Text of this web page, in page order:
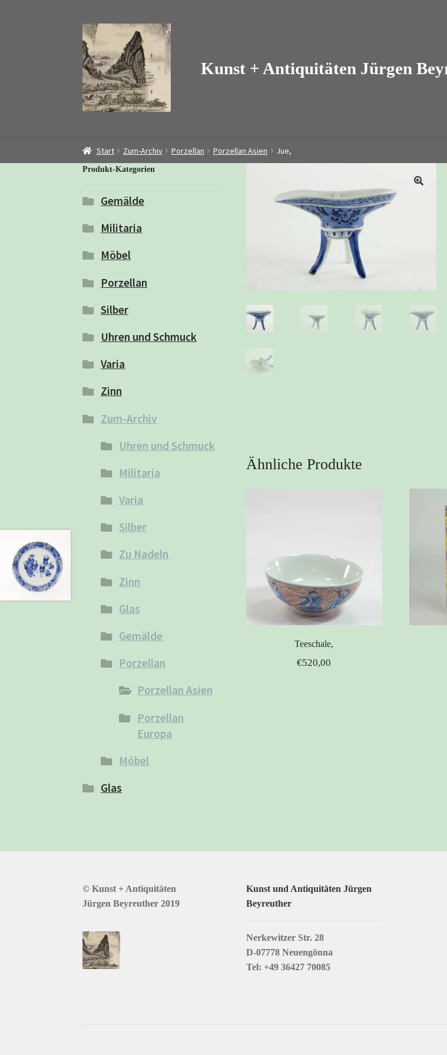
Navigation
springen
Inhalt
springen
Start Zum-Archiv Porzellan Porzellan Asien Jue,
Ähnliche Produkte
Teeschale,
€520,00
Produkt-Kategorien
Gemälde
Militaria
Möbel
Porzellan
Silber
Uhren und Schmuck
Varia
Zinn
Zum-Archiv
Uhren und Schmuck
Militaria
Varia
Silber
Zu Nadeln
Zinn
Glas
Gemälde
Porzellan
Porzellan Asien
Porzellan
Europa
Möbel
Glas
© Kunst + Antiquitäten
Jürgen Beyreuther 2019
Kunst und Antiquitäten Jürgen
Beyreuther
Nerkewitzer Str. 28
D-07778 Neuengönna
Tel: +49 36427 70085